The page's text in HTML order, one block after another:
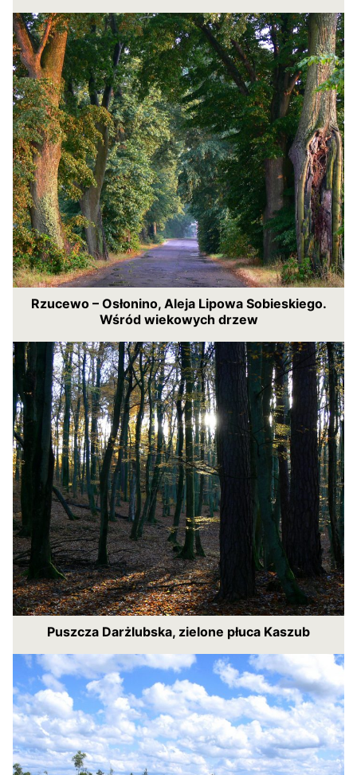
Rzucewo – Osłonino, Aleja Lipowa Sobieskiego.
Wśród wiekowych drzew
Puszcza Darżlubska, zielone płuca Kaszub